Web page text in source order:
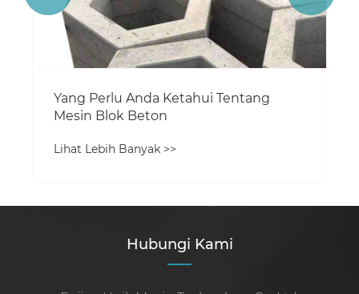
Yang Perlu Anda Ketahui Tentang
Mesin Blok Beton
Lihat Lebih Banyak >>
Hubungi Kami